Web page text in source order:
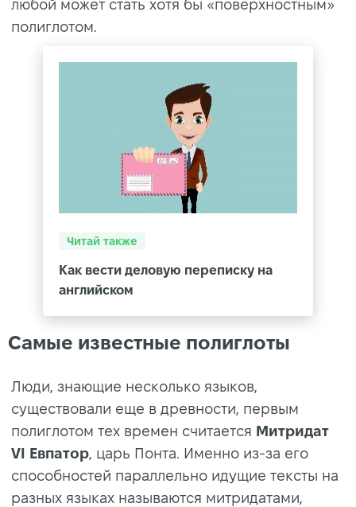
любой может стать хотя бы «поверхностным»
полиглотом.
Читай также
Как вести деловую переписку на
английском
Самые известные полиглоты
Люди, знающие несколько языков,
существовали еще в древности, первым
полиглотом тех времен считается Митридат
VI Евпатор , царь Понта. Именно из-за его
способностей параллельно идущие тексты на
разных языках называются митридатами,